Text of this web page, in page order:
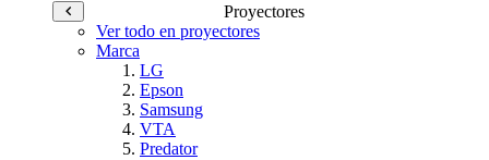
Proyectores
Ver todo en proyectores
Marca
LG
Epson
Samsung
VTA
Predator